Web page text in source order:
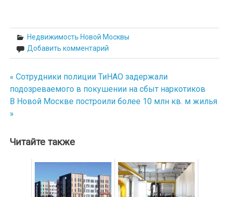
Недвижимость Новой Москвы
Добавить комментарий
Навигация
по
записям
« Сотрудники полиции ТиНАО задержали
подозреваемого в покушении на сбыт наркотиков
В Новой Москве построили более 10 млн кв. м жилья
»
Читайте также